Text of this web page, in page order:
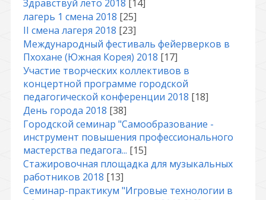
Здравствуй лето 2018 [14]
лагерь 1 смена 2018 [25]
II смена лагеря 2018 [23]
Международный фестиваль фейерверков в
Пхохане (Южная Корея) 2018 [17]
Участие творческих коллективов в
концертной программе городской
педагогической конференции 2018 [18]
День города 2018 [38]
Городской семинар "Самообразование -
инструмент повышения профессионального
мастерства педагога... [15]
Стажировочная площадка для музыкальных
работников 2018 [13]
Семинар-практикум "Игровые технологии в